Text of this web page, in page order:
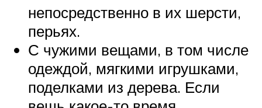
непосредственно в их шерсти,
перьях.
С чужими вещами, в том числе
одеждой, мягкими игрушками,
поделками из дерева. Если